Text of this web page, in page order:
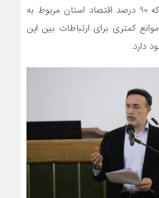
ایجاد کند و از آنجایی که 90 درصد اقتصاد استان مربوط به
کمتری برای ارتباطات بین این
دارد.